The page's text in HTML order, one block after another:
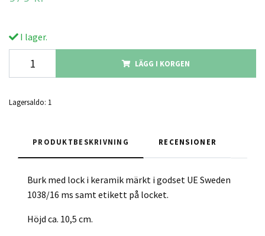
I lager.
LÄGG I KORGEN
Lagersaldo: 1
PRODUKTBESKRIVNING RECENSIONER
Burk med lock i keramik märkt i godset UE Sweden
1038/16 ms samt etikett på locket.
Höjd ca. 10,5 cm.